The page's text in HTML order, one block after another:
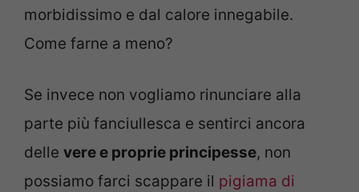
morbidissimo e dal calore innegabile.
Come farne a meno?
Se invece non vogliamo rinunciare alla
parte più fanciullesca e sentirci ancora
delle vere e proprie principesse, non
possiamo farci scappare il pigiama di